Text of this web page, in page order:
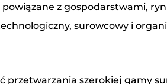
z gospodarstwami,
surowcowy i
przetwarzania szerokiej gamy
oraz Cookies oraz wyrażam